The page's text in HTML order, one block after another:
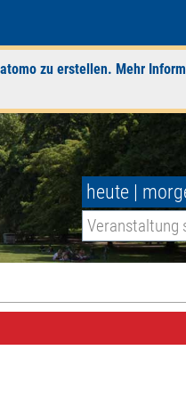
zu erstellen. Mehr
heute |